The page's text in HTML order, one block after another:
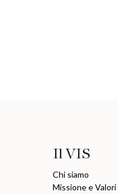
Il VIS
Chi siamo
Missione e Valori